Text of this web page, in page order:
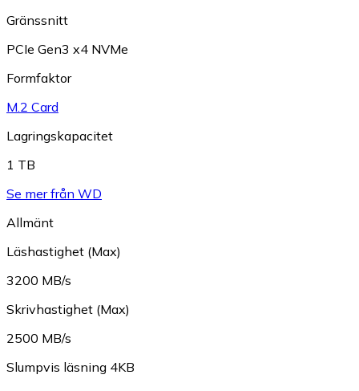
Gränssnitt
PCIe Gen3 x4 NVMe
Formfaktor
M.2 Card
Lagringskapacitet
1 TB
Se mer från WD
Allmänt
Läshastighet (Max)
3200 MB/s
Skrivhastighet (Max)
2500 MB/s
Slumpvis läsning 4KB